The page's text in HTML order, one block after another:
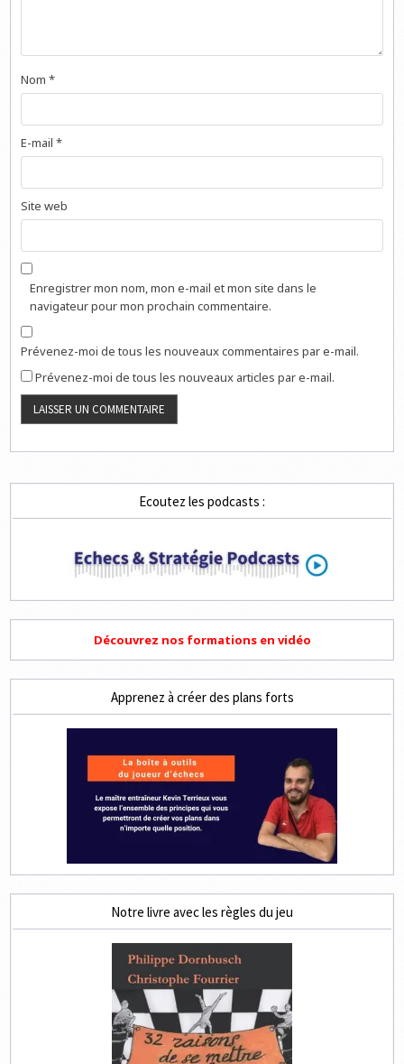
Nom*
E-mail*
Site web
Enregistrer mon nom, mon e-mail et mon site dans le
navigateur pour mon prochain commentaire.
Prévenez-moi de tous les nouveaux commentaires par e-mail.
Prévenez-moi de tous les nouveaux articles par e-mail.
Ecoutez les podcasts :
Découvrez nos formations en vidéo
Apprenez à créer des plans forts
Notre livre avec les règles du jeu